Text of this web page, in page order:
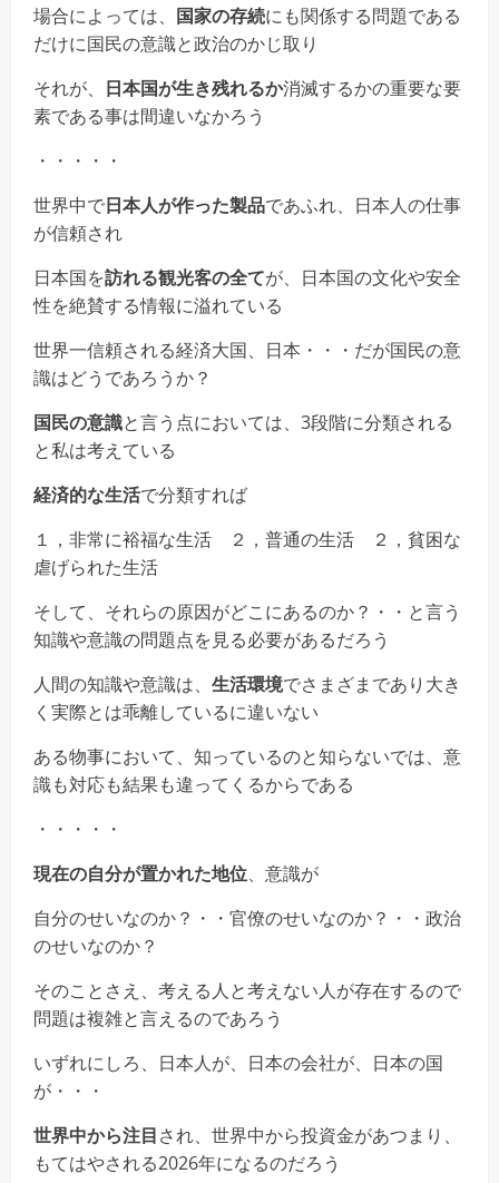
場合によっては、 国家の存続にも関係する問題である
だけに国民の意識と政治のかじ取り
それが、 日本国が生き残れるか消滅するかの重要な要
素である事は間違いなかろう
・・・・・
世界中で日本人が作った製品であふれ、日本人の仕事
が信頼され
日本国を訪れる観光客の全てが、日本国の文化や安全
性を絶賛する情報に溢れている
世界一信頼される経済大国、日本・・・だが国民の意
識はどうであろうか？
国民の意識と言う点においては、3段階に分類される
と私は考えている
経済的な生活で分類すれば
１，非常に裕福な生活 ２，普通の生活 ２，貧困な
虐げられた生活
そして、それらの原因がどこにあるのか？・・と言う
知識や意識の問題点を見る必要があるだろう
人間の知識や意識は、 生活環境でさまざまであり大き
く実際とは乖離しているに違いない
ある物事において、知っているのと知らないでは、意
識も対応も結果も違ってくるからである
・・・・・
現在の自分が置かれた地位、意識が
自分のせいなのか？・・官僚のせいなのか？・・政治
のせいなのか？
そのことさえ、考える人と考えない人が存在するので
問題は複雑と言えるのであろう
いずれにしろ、日本人が、日本の会社が、日本の国
が・・・
世界中から注目され、世界中から投資金があつまり、
もてはやされる2026年になるのだろう